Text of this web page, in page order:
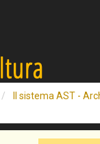
Il sistema AST -